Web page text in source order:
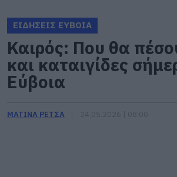
ΕΙΔΗΣΕΙΣ ΕΥΒΟΙΑ
Καιρός: Που θα
και καταιγίδες
Εύβοια
ΜΑΤΙΝΑ ΡΕΤΣΑ